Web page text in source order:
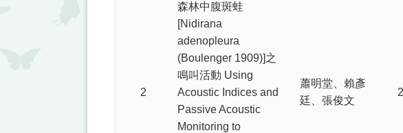
2
森林中腹斑蛙
[Nidirana
adenopleura
(Boulenger 1909)]之
鳴叫活動 Using
Acoustic Indices and
Passive Acoustic
Monitoring to
蕭明堂、賴彥
廷、張俊文